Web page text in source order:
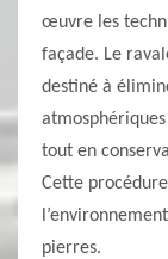
œuvre les
façade. Le
destiné à
tout en
Cette
pierres.